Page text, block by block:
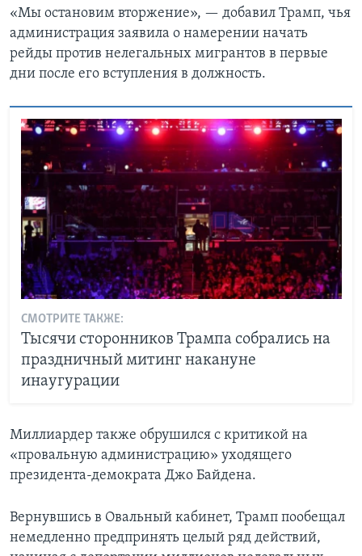
«Мы остановим вторжение», — добавил Трамп, чья
администрация заявила о намерении начать
рейды против нелегальных мигрантов в первые
дни после его вступления в должность.
СМОТРИТЕ ТАКЖЕ:
Тысячи сторонников Трампа собрались на
праздничный митинг накануне
инаугурации
Миллиардер также обрушился с критикой на
«провальную администрацию» уходящего
президента-демократа Джо Байдена.
Вернувшись в Овальный кабинет, Трамп пообещал
немедленно предпринять целый ряд действий,